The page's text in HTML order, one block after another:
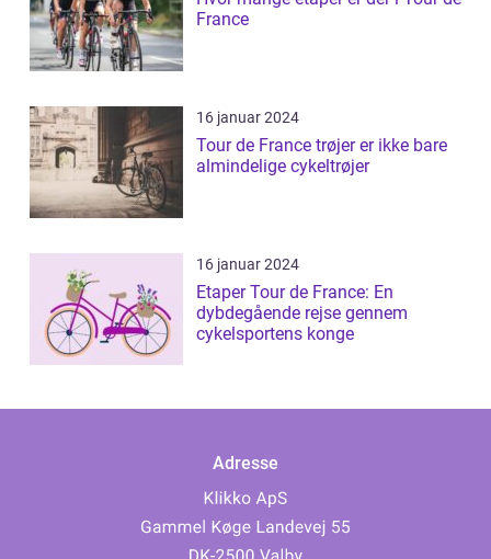
France
16 januar 2024
Tour de France trøjer er ikke bare
almindelige cykeltrøjer
16 januar 2024
Etaper Tour de France: En
dybdegående rejse gennem
cykelsportens konge
Adresse